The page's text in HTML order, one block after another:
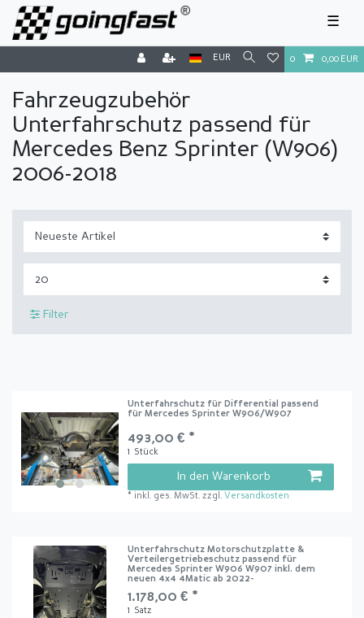
☰
EUR 0 0,00 EUR
Fahrzeugzubehör
Unterfahrschutz passend für
Mercedes Benz Sprinter (W906)
2006-2018
Filter
Unterfahrschutz für Differential passend
für Mercedes Sprinter W906/W907
493,00 € *
1 Stück
In den Warenkorb
* inkl. ges. MwSt. zzgl. Versandkosten
Unterfahrschutz Motorschutzplatte &
Verteilergetriebeschutz passend für
Mercedes Sprinter W906 W907 inkl. dem
neuen 4x4 4Matic ab 2022-
1.178,00 € *
1 Satz